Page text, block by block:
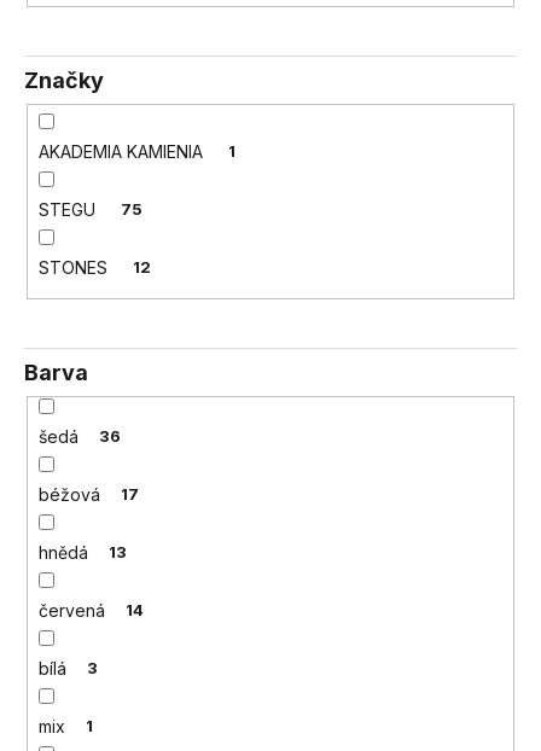
Značky
AKADEMIA KAMIENIA 1
STEGU 75
STONES 12
Barva
šedá 36
béžová 17
hnědá 13
červená 14
bílá 3
mix 1
j
í
?
D
o
o
m